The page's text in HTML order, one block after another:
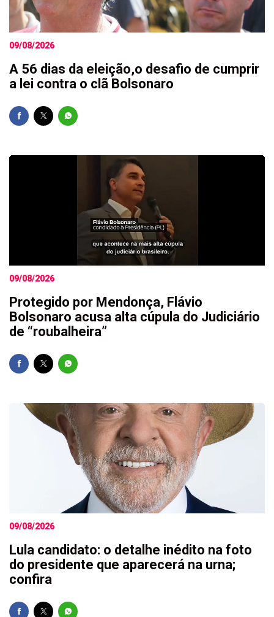
09/08/2026
A 56 dias da eleição,o desafio de cumprir
a lei contra o clã Bolsonaro
09/08/2026
Protegido por Mendonça, Flávio
Bolsonaro acusa alta cúpula do Judiciário
de “roubalheira”
09/08/2026
Lula candidato: o detalhe inédito na foto
do presidente que aparecerá na urna;
confira